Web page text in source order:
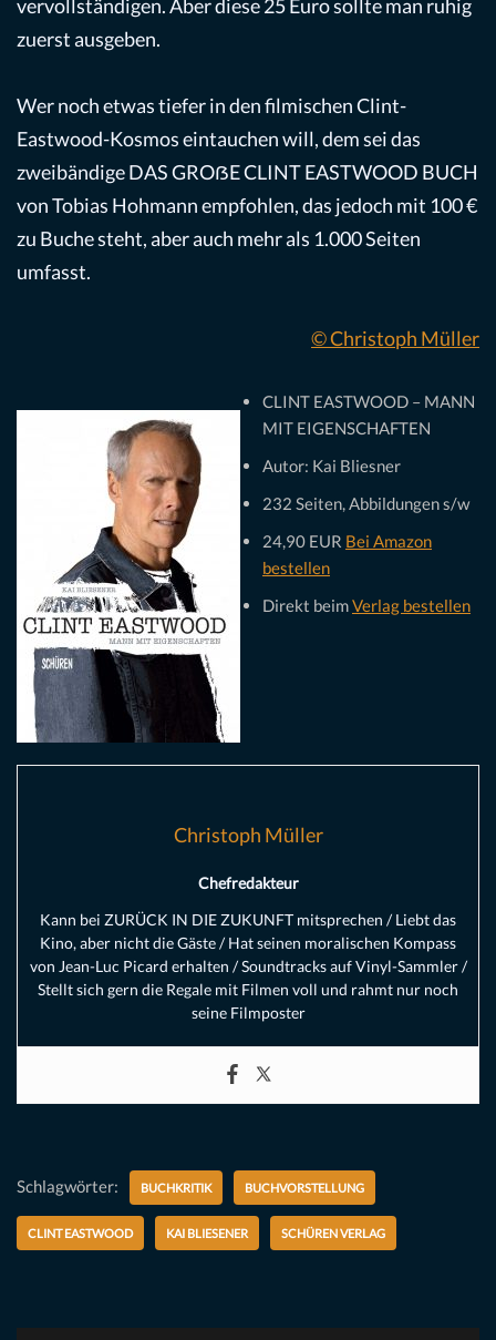
vervollständigen. Aber diese 25 Euro sollte man ruhig
zuerst ausgeben.
Wer noch etwas tiefer in den filmischen Clint-
Eastwood-Kosmos eintauchen will, dem sei das
zweibändige DAS GROẞE CLINT EASTWOOD BUCH
von Tobias Hohmann empfohlen, das jedoch mit 100 €
zu Buche steht, aber auch mehr als 1.000 Seiten
umfasst.
© Christoph Müller
CLINT EASTWOOD – MANN
MIT EIGENSCHAFTEN
Autor: Kai Bliesner
232 Seiten, Abbildungen s/w
24,90 EUR Bei Amazon
bestellen
Direkt beimVerlag bestellen
Christoph Müller
Chefredakteur
Kann bei ZURÜCK IN DIE ZUKUNFT mitsprechen / Liebt das
Kino, aber nicht die Gäste / Hat seinen moralischen Kompass
von Jean-Luc Picard erhalten / Soundtracks auf Vinyl-Sammler /
Stellt sich gern die Regale mit Filmen voll und rahmt nur noch
seine Filmposter
Schlagwörter: BUCHKRITIK BUCHVORSTELLUNG
CLINT EASTWOOD KAI BLIESENER SCHÜREN VERLAG